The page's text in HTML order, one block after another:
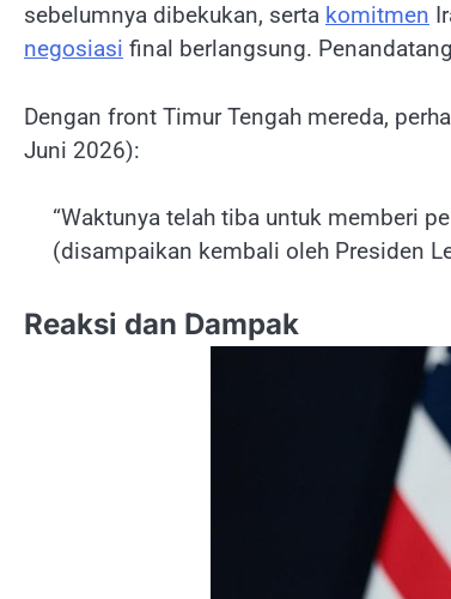
sebelumnya dibekukan, serta komitmen
negosiasi final berlangsung.
Dengan front Timur Tengah mereda,
Juni 2026):
“Waktunya telah tiba untuk memberi
(disampaikan kembali oleh Presiden
Reaksi dan Dampak